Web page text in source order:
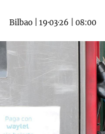
Bilbao 19·03·26 08:00